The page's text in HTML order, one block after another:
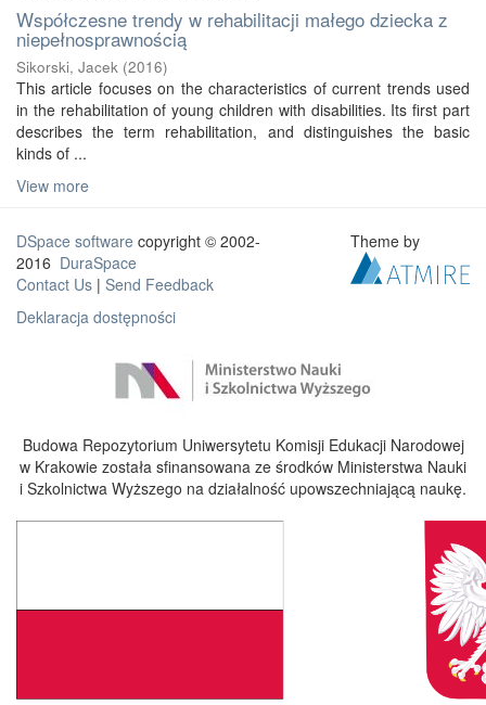
Współczesne trendy w rehabilitacji małego dziecka z
niepełnosprawnością
Sikorski, Jacek (2016)
This article focuses on the characteristics of current trends used
in the rehabilitation of young children with disabilities. Its first part
describes the term rehabilitation, and distinguishes the basic
kinds of ...
View more
DSpace software copyright © 2002-
2016 DuraSpace
Contact Us | Send Feedback
Deklaracja dostępności
Theme by
Budowa Repozytorium Uniwersytetu Komisji Edukacji Narodowej
w Krakowie została sfinansowana ze środków Ministerstwa Nauki
i Szkolnictwa Wyższego na działalność upowszechniającą naukę.